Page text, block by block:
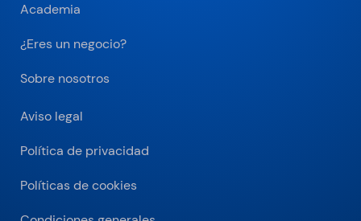
Academia
¿Eres un negocio?
Sobre nosotros
Aviso legal
Política de privacidad
Políticas de cookies